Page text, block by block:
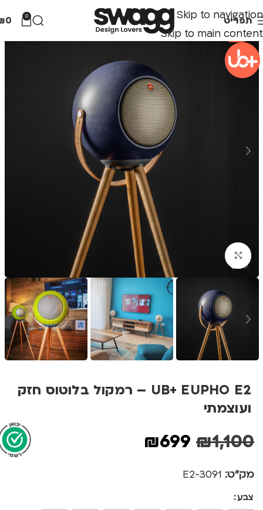
Skip to navigation
Skip to main content
תפריט 0
0
-36%
לחצו להגדלה
UB+ EUPHO E2 – רמקול בלוטוס חזק
ועוצמתי
₪1,100
₪699
מק"ט: 3091-E2
צבע